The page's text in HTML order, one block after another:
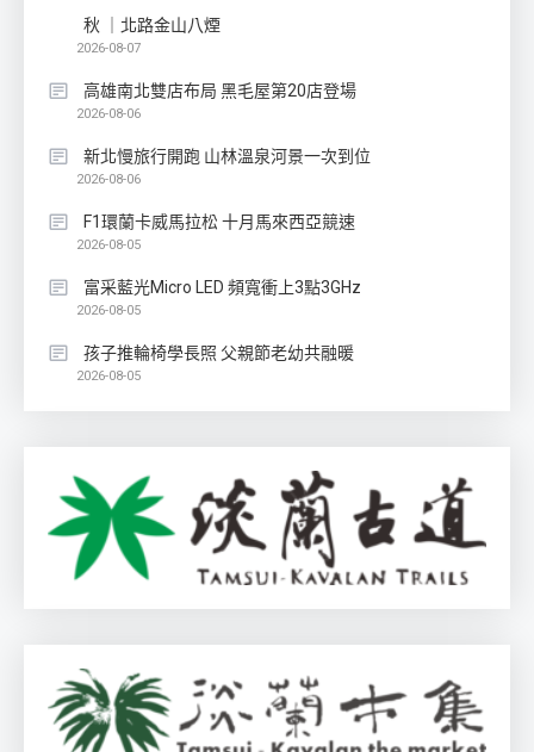
秋 ｜北路金山八煙
2026-08-07
高雄南北雙店布局 黑毛屋第20店登場
2026-08-06
新北慢旅行開跑 山林溫泉河景一次到位
2026-08-06
F1環蘭卡威馬拉松 十月馬來西亞競速
2026-08-05
富采藍光Micro LED 頻寬衝上3點3GHz
2026-08-05
孩子推輪椅學長照 父親節老幼共融暖
2026-08-05